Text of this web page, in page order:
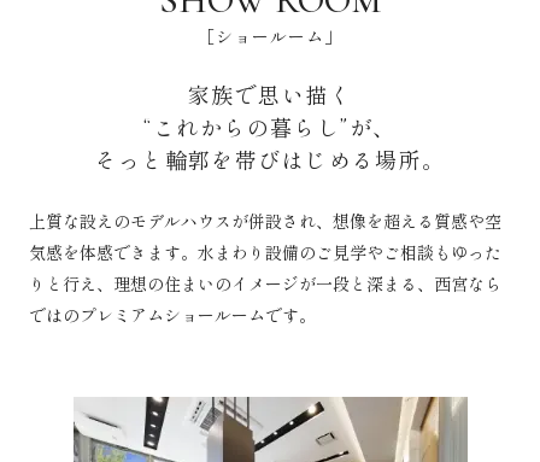
［ショールーム」
家族で思い描く
“これからの暮らし”が、
そっと輪郭を帯びはじめる場所。
上質な設えのモデルハウスが併設され、想像を超える質感や空
気感を体感できます。 水まわり設備のご見学やご相談もゆった
りと行え、理想の住まいのイメージが一段と深まる、 西宮なら
ではのプレミアムショールームです。